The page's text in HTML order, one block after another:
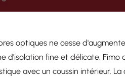
optiques ne cesse
d'isolation fine et délicate.
avec un coussin intérieur.